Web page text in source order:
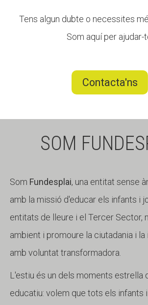
Tens algun dubte o necessites
Som aquí per ajudar-
Contacta'ns
SOM
Som Fundesplai, una entitat sense
amb la missió d'educar els infants i
entitats de lleure i el Tercer Sector,
ambient i promoure la ciutadania i la
amb voluntat transformadora.
L'estiu és un dels moments estrella
educatiu: volem que tots els infants